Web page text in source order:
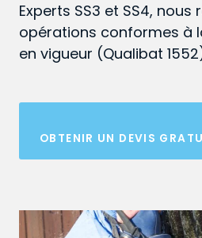
Experts SS3 et SS4, nous
opérations conformes à
en vigueur (Qualibat
OBTENIR UN DEVIS